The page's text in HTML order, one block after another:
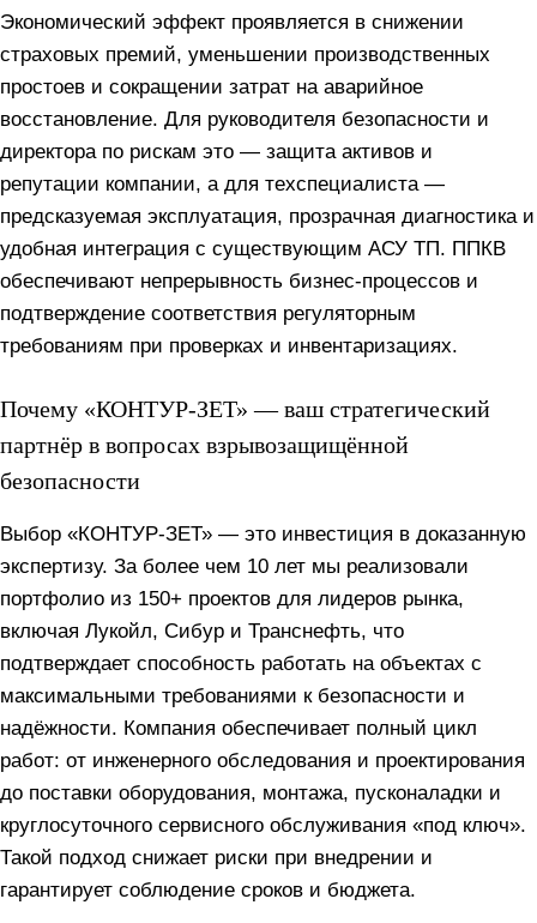
Экономический эффект проявляется в снижении
страховых премий, уменьшении производственных
простоев и сокращении затрат на аварийное
восстановление. Для руководителя безопасности и
директора по рискам это — защита активов и
репутации компании, а для техспециалиста —
предсказуемая эксплуатация, прозрачная диагностика и
удобная интеграция с существующим АСУ ТП. ППКВ
обеспечивают непрерывность бизнес-процессов и
подтверждение соответствия регуляторным
требованиям при проверках и инвентаризациях.
Почему «КОНТУР-ЗЕТ» — ваш стратегический
партнёр в вопросах взрывозащищённой
безопасности
Выбор «КОНТУР-ЗЕТ» — это инвестиция в доказанную
экспертизу. За более чем 10 лет мы реализовали
портфолио из 150+ проектов для лидеров рынка,
включая Лукойл, Сибур и Транснефть, что
подтверждает способность работать на объектах с
максимальными требованиями к безопасности и
надёжности. Компания обеспечивает полный цикл
работ: от инженерного обследования и проектирования
до поставки оборудования, монтажа, пусконаладки и
круглосуточного сервисного обслуживания «под ключ».
Такой подход снижает риски при внедрении и
гарантирует соблюдение сроков и бюджета.